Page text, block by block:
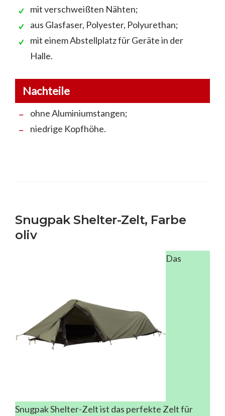
mit verschweißten Nähten;
aus Glasfaser, Polyester, Polyurethan;
mit einem Abstellplatz für Geräte in der
Halle.
Nachteile
ohne Aluminiumstangen;
niedrige Kopfhöhe.
Snugpak Shelter-Zelt, Farbe
oliv
Das
Snugpak Shelter-Zelt ist das perfekte Zelt für